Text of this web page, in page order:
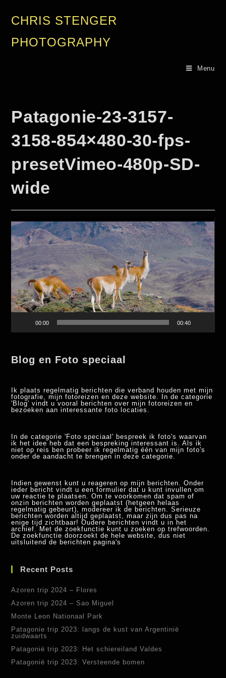
CHRIS STENGER
PHOTOGRAPHY
Menu
Patagonie-23-3157-
3158-854×480-30-fps-
presetVimeo-480p-SD-
wide
Video
Player
00:00 00:40
Blog en Foto speciaal
Ik plaats regelmatig berichten die verband houden met mijn
fotografie, mijn fotoreizen en deze website. In de categorie
'Blog' vindt u vooral berichten over mijn fotoreizen en
bezoeken aan interessante foto locaties.
In de categorie 'Foto speciaal' bespreek ik foto's waarvan
ik het idee heb dat een bespreking interessant is. Als ik
niet op reis ben probeer ik regelmatig één van mijn foto's
onder de aandacht te brengen in deze categorie.
Indien gewenst kunt u reageren op mijn berichten. Onder
ieder bericht vindt u een formulier dat u kunt invullen om
uw reactie te plaatsen. Om te voorkomen dat spam of
onzin berichten worden geplaatst (hetgeen helaas
regelmatig gebeurt), modereer ik de berichten. Serieuze
berichten worden altijd geplaatst, maar zijn dus pas na
enige tijd zichtbaar! Oudere berichten vindt u in het
archief. Met de zoekfunctie kunt u zoeken op trefwoorden.
De zoekfunctie doorzoekt de hele website, dus niet
uitsluitend de berichten pagina's
Recent Posts
Azoren trip 2024 – Flores
Azoren trip 2024 – Sao Miguel
Monte Leon Nationaal Park
Patagonie trip 2023: langs de kust van Argentinië
zuidwaarts
Patagonië trip 2023: Het schiereiland Valdes
Patagonië trip 2023: Versteende bomen